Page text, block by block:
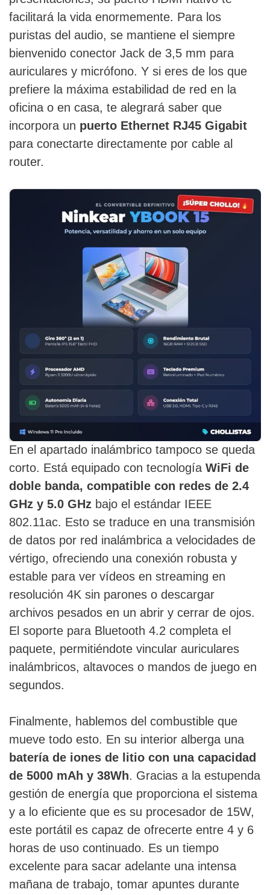
facilitará la vida enormemente. Para los
puristas del audio, se mantiene el siempre
bienvenido conector Jack de 3,5 mm para
auriculares y micrófono. Y si eres de los que
prefiere la máxima estabilidad de red en la
oficina o en casa, te alegrará saber que
incorpora un puerto Ethernet RJ45 Gigabit
para conectarte directamente por cable al
router.
En el apartado inalámbrico tampoco se queda
corto. Está equipado con tecnología WiFi de
doble banda, compatible con redes de 2.4
GHz y 5.0 GHz bajo el estándar IEEE
802.11ac. Esto se traduce en una transmisión
de datos por red inalámbrica a velocidades de
vértigo, ofreciendo una conexión robusta y
estable para ver vídeos en streaming en
resolución 4K sin parones o descargar
archivos pesados en un abrir y cerrar de ojos.
El soporte para Bluetooth 4.2 completa el
paquete, permitiéndote vincular auriculares
inalámbricos, altavoces o mandos de juego en
segundos.
Finalmente, hablemos del combustible que
mueve todo esto. En su interior alberga una
batería de iones de litio con una capacidad
de 5000 mAh y 38Wh. Gracias a la estupenda
gestión de energía que proporciona el sistema
y a lo eficiente que es su procesador de 15W,
este portátil es capaz de ofrecerte entre 4 y 6
horas de uso continuado. Es un tiempo
excelente para sacar adelante una intensa
mañana de trabajo, tomar apuntes durante